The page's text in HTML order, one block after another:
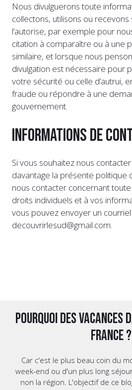
Nous divulguerons toute
collectons, utilisons ou recevons
l’autorise, par exemple pour
citation à comparaître ou à une
similaire, et lorsque nous
divulgation est nécessaire pour
votre sécurité ou celle d’autrui,
fraude ou répondre à une
gouvernement.
Informations de
Si vous souhaitez nous
davantage la présente politique
nous contacter concernant
droits individuels et à vos
vous pouvez envoyer un
decouvrirlesud@gmail.com.
Pourquoi des vacances
France ?
Car c'est le plus beau coin du
week-end ou d'un plus long
non la région. L'objectif de ce